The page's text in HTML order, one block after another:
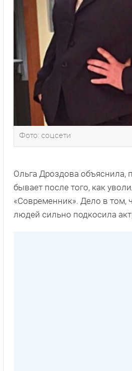
Фото: соцсети
Ольга Дроздова объяснила,
бывает после того, как
«Современник». Дело в том,
людей сильно подкосила